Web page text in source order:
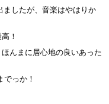
したが、音楽はやはりか
！
んまに居心地の良いあった
っか！